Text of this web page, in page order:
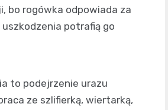
bo rogówka odpowiada za
uszkodzenia potrafią go
to podejrzenie urazu
ze szlifierką, wiertarką,